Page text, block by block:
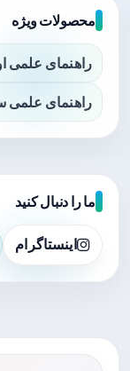
محصولات ویژه
راهنمای علمی
راهنمای علمی
ما را دنبال کنید
اینستاگرام